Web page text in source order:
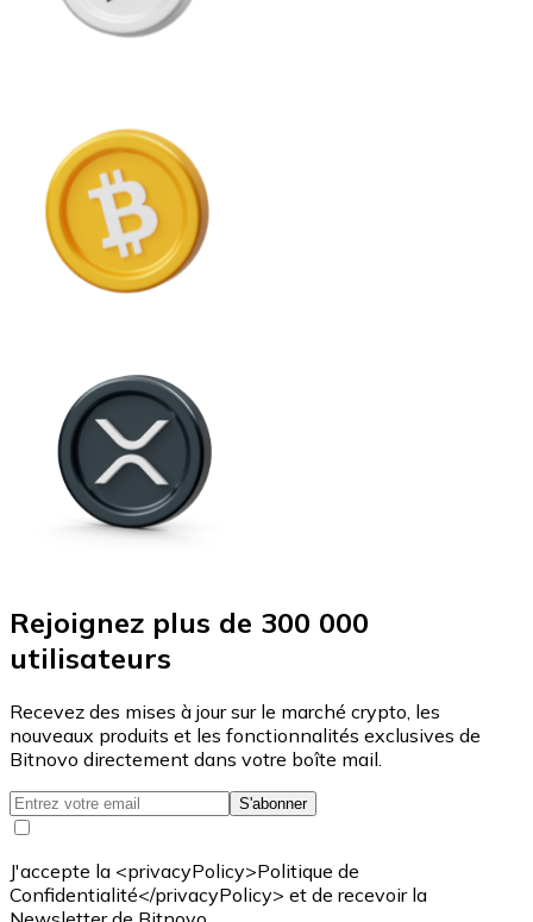
Rejoignez plus de 300 000
utilisateurs
Recevez des mises à jour sur le marché crypto, les
nouveaux produits et les fonctionnalités exclusives de
Bitnovo directement dans votre boîte mail.
S'abonner
J'accepte la <privacyPolicy>Politique de
Confidentialité</privacyPolicy> et de recevoir la